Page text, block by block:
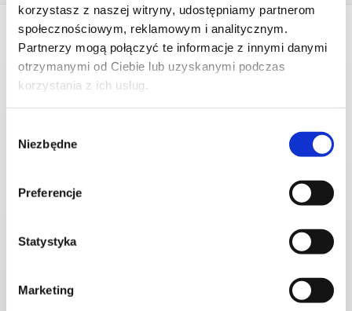
korzystasz z naszej witryny, udostępniamy partnerom
społecznościowym, reklamowym i analitycznym.
Partnerzy mogą połączyć te informacje z innymi danymi
otrzymanymi od Ciebie lub uzyskanymi podczas
korzystania z ich usług.
zgody
Niezbędne
Preferencje
Statystyka
Marketing